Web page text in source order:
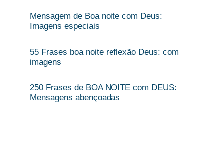
Mensagem de Boa noite com Deus:
Imagens especiais​
55 Frases boa noite reflexão Deus: com
imagens
250 Frases de BOA NOITE com DEUS:
Mensagens abençoadas